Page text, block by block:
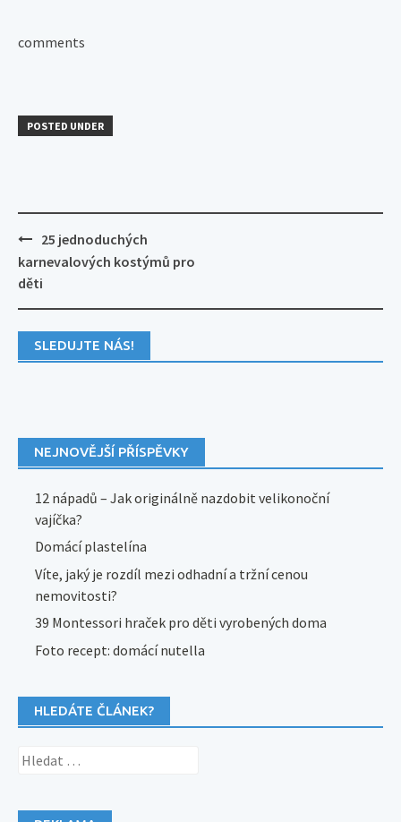
comments
POSTED UNDER
Post
navigation
25 jednoduchých
karnevalových kostýmů pro
děti
SLEDUJTE NÁS!
NEJNOVĚJŠÍ PŘÍSPĚVKY
12 nápadů – Jak originálně nazdobit velikonoční
vajíčka?
Domácí plastelína
Víte, jaký je rozdíl mezi odhadní a tržní cenou
nemovitosti?
39 Montessori hraček pro děti vyrobených doma
Foto recept: domácí nutella
HLEDÁTE ČLÁNEK?
Vyhledávání